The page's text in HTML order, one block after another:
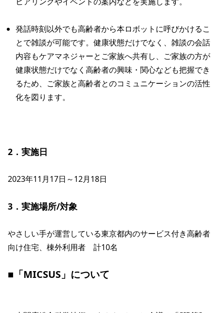
発話時刻以外でも高齢者から本ロボットに呼びかけるこ
とで雑談が可能です。健康状態だけでなく、雑談の会話
内容もケアマネジャーとご家族へ共有し、ご家族の方が
健康状態だけでなく高齢者の興味・関心なども把握でき
るため、ご家族と高齢者とのコミュニケーションの活性
化を図ります。
2．実施日
2023年11月17日～12月18日
3．実施場所/対象
やさしい手が運営している東京都内のサービス付き高齢者
向け住宅、棟外利用者　計10名
■「MICSUS」について